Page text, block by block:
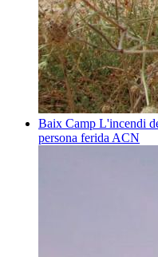
Baix Camp L'incendi
persona ferida ACN